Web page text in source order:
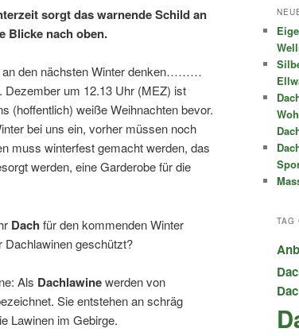
sorgt das warnende Schild an
Blicke nach oben.
an den nächsten Winter denken………
Dezember um 12.13 Uhr (MEZ) ist
(hoffentlich) weiße Weihnachten bevor.
bei uns ein, vorher müssen noch
muss winterfest gemacht werden, das
werden, eine Garderobe für die
Dach für den kommenden Winter
Dachlawinen geschützt?
Als Dachlawinewerden von
Sie entstehen an schräg
Lawinen im Gebirge.
h
n
TAG